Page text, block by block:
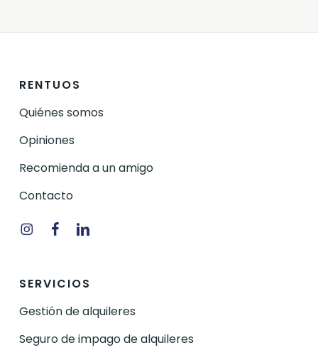
RENTUOS
Quiénes somos
Opiniones
Recomienda a un amigo
Contacto
Instagram
FacebookLinkedin
SERVICIOS
Gestión de alquileres
Seguro de impago de alquileres